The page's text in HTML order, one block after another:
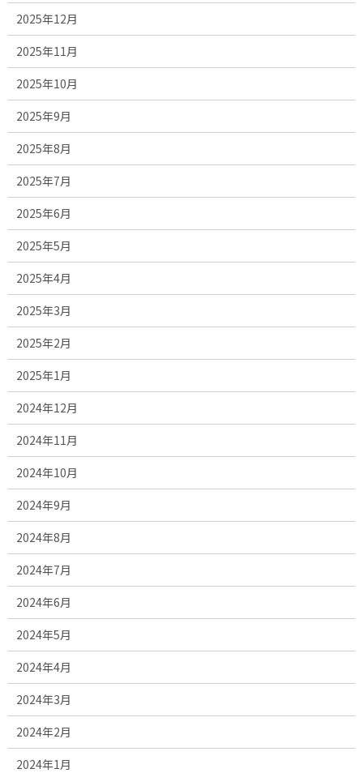
2025年12月
2025年11月
2025年10月
2025年9月
2025年8月
2025年7月
2025年6月
2025年5月
2025年4月
2025年3月
2025年2月
2025年1月
2024年12月
2024年11月
2024年10月
2024年9月
2024年8月
2024年7月
2024年6月
2024年5月
2024年4月
2024年3月
2024年2月
2024年1月